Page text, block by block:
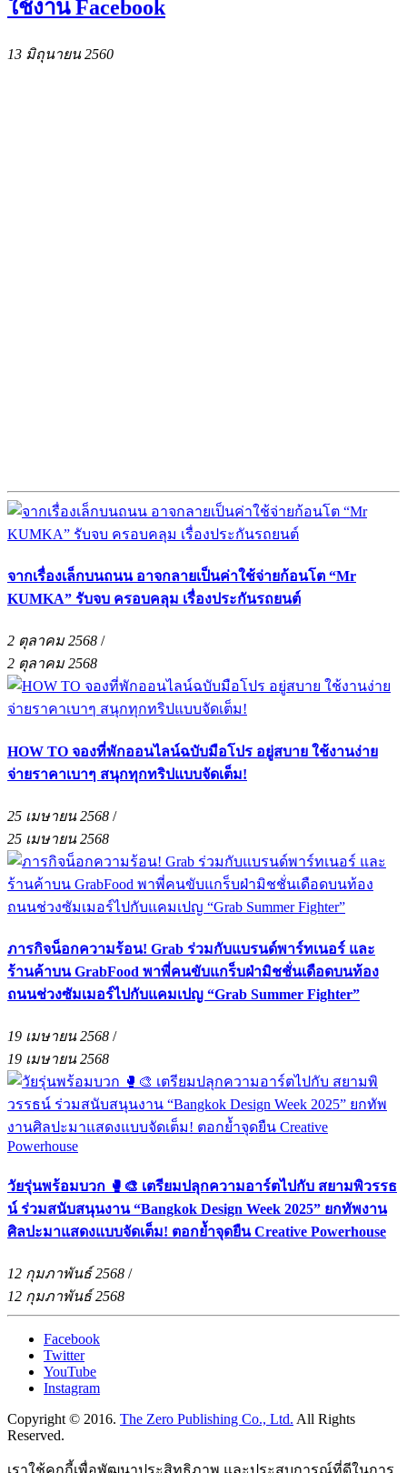
ใช้งาน Facebook
13 มิถุนายน 2560
จากเรื่องเล็กบนถนน อาจกลายเป็นค่าใช้จ่ายก้อนโต “Mr
KUMKA” รับจบ ครอบคลุม เรื่องประกันรถยนต์
2 ตุลาคม 2568 /
2 ตุลาคม 2568
HOW TO จองที่พักออนไลน์ฉบับมือโปร อยู่สบาย ใช้งานง่าย
จ่ายราคาเบาๆ สนุกทุกทริปแบบจัดเต็ม!
25 เมษายน 2568 /
25 เมษายน 2568
ภารกิจน็อกความร้อน! Grab ร่วมกับแบรนด์พาร์ทเนอร์ และ
ร้านค้าบน GrabFood พาพี่คนขับแกร็บฝ่ามิชชั่นเดือดบนท้อง
ถนนช่วงซัมเมอร์ไปกับแคมเปญ “Grab Summer Fighter”
19 เมษายน 2568 /
19 เมษายน 2568
วัยรุ่นพร้อมบวก 🥊🎨 เตรียมปลุกความอาร์ตไปกับ สยามพิวรรธ
น์ ร่วมสนับสนุนงาน “Bangkok Design Week 2025” ยกทัพงาน
ศิลปะมาแสดงแบบจัดเต็ม! ตอกย้ำจุดยืน Creative Powerhouse
12 กุมภาพันธ์ 2568 /
12 กุมภาพันธ์ 2568
Facebook
Twitter
YouTube
Instagram
Copyright © 2016. The Zero Publishing Co., Ltd. All Rights
Reserved.
เราใช้คุกกี้เพื่อพัฒนาประสิทธิภาพ และประสบการณ์ที่ดีในการ